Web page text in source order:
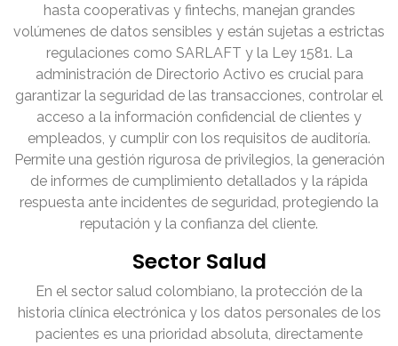
hasta cooperativas y fintechs, manejan grandes
volúmenes de datos sensibles y están sujetas a estrictas
regulaciones como SARLAFT y la Ley 1581. La
administración de Directorio Activo es crucial para
garantizar la seguridad de las transacciones, controlar el
acceso a la información confidencial de clientes y
empleados, y cumplir con los requisitos de auditoría.
Permite una gestión rigurosa de privilegios, la generación
de informes de cumplimiento detallados y la rápida
respuesta ante incidentes de seguridad, protegiendo la
reputación y la confianza del cliente.
Sector Salud
En el sector salud colombiano, la protección de la
historia clínica electrónica y los datos personales de los
pacientes es una prioridad absoluta, directamente